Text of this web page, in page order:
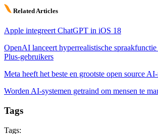
Related Articles
Apple integreert ChatGPT in iOS 18
OpenAI lanceert hyperrealistische
Plus-gebruikers
Meta heeft het beste en grootste open source
Worden AI-systemen getraind om mensen te
Tags
Tags: